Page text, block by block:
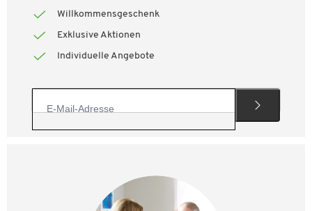
Willkommensgeschenk
Exklusive Aktionen
Individuelle Angebote